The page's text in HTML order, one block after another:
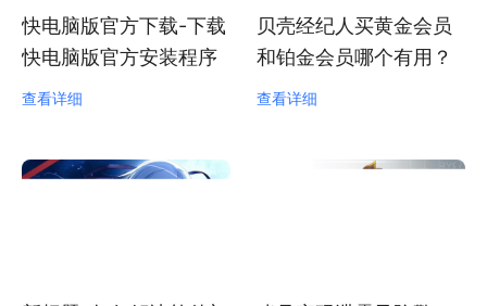
快电脑版官方下载-下载
快电脑版官方安装程序
查看详细
贝壳经纪人买黄金会员
和铂金会员哪个有用？
查看详细